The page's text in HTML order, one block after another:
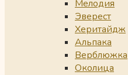
Мелодия
Эверест
Херитайдж
Альпака
Верблюжка
Околица